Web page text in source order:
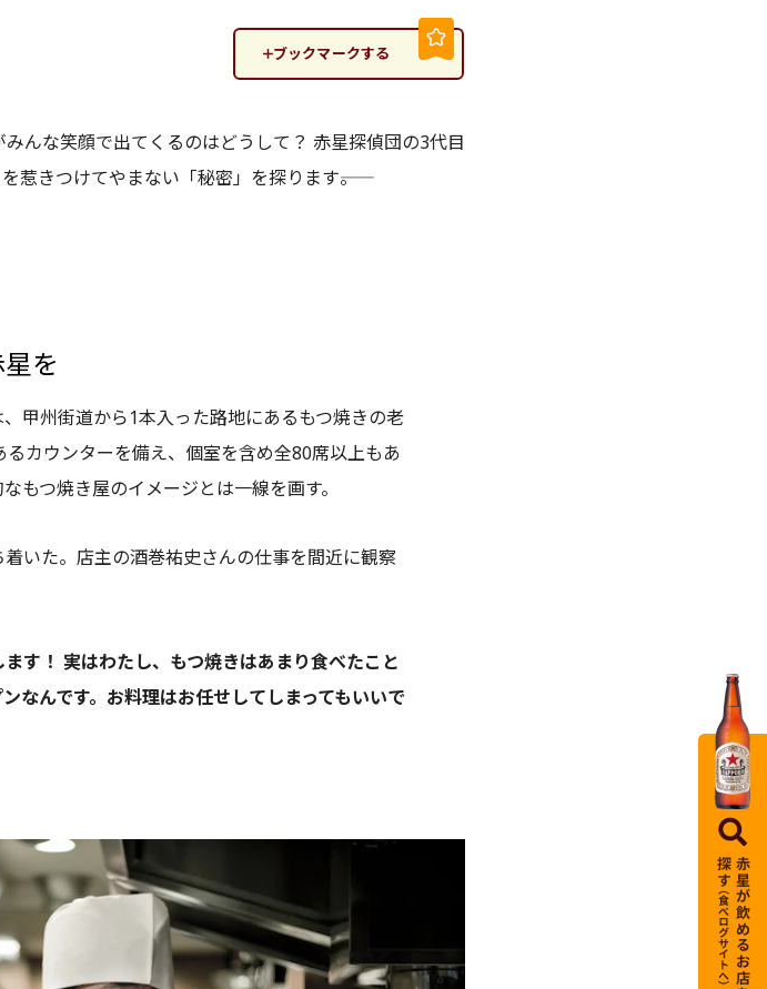
ブックマークする
んな笑顔で出てくるのはどうして？ 赤星探偵団の3代目
きつけてやまない「秘密」を探ります――。
を
甲州街道から1本入った路地にあるもつ焼きの老
カウンターを備え、個室を含め全80席以上もあ
もつ焼き屋のイメージとは一線を画す。
いた。店主の酒巻祐史さんの仕事を間近に観察
す！ 実はわたし、もつ焼きはあまり食べたこと
なんです。お料理はお任せしてしまってもいいで